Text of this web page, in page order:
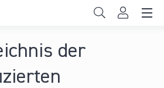
der